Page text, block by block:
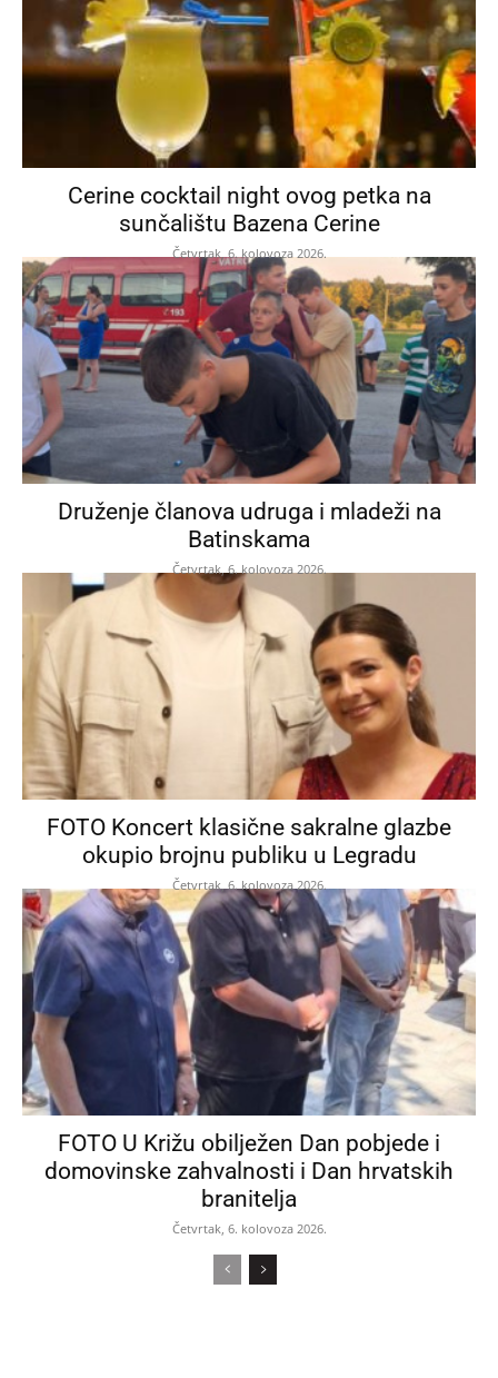
Cerine cocktail night ovog petka na
sunčalištu Bazena Cerine
Četvrtak, 6. kolovoza 2026.
Druženje članova udruga i mladeži na
Batinskama
Četvrtak, 6. kolovoza 2026.
FOTO Koncert klasične sakralne glazbe
okupio brojnu publiku u Legradu
Četvrtak, 6. kolovoza 2026.
FOTO U Križu obilježen Dan pobjede i
domovinske zahvalnosti i Dan hrvatskih
branitelja
Četvrtak, 6. kolovoza 2026.